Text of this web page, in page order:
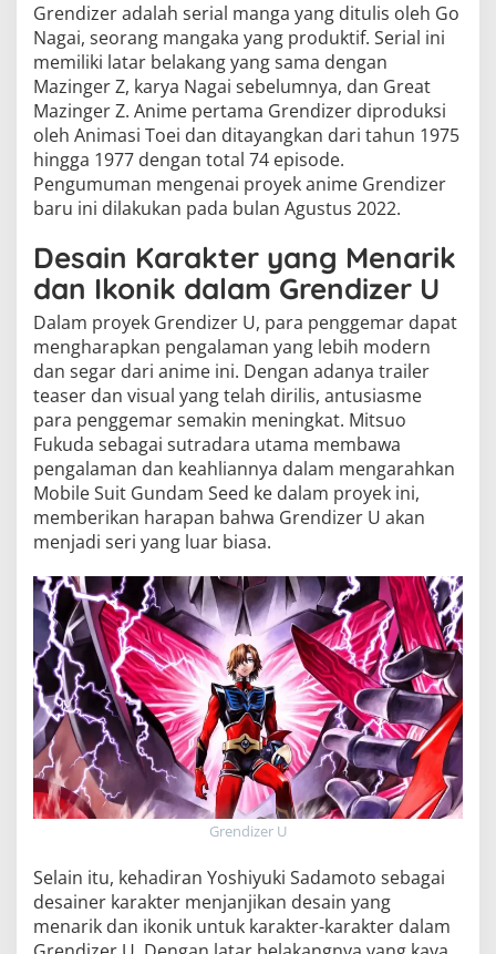
Grendizer adalah serial manga yang ditulis oleh Go
Nagai, seorang mangaka yang produktif. Serial ini
memiliki latar belakang yang sama dengan
Mazinger Z, karya Nagai sebelumnya, dan Great
Mazinger Z. Anime pertama Grendizer diproduksi
oleh Animasi Toei dan ditayangkan dari tahun 1975
hingga 1977 dengan total 74 episode.
Pengumuman mengenai proyek anime Grendizer
baru ini dilakukan pada bulan Agustus 2022.
Desain Karakter yang Menarik
dan Ikonik dalam Grendizer U
Dalam proyek Grendizer U, para penggemar dapat
mengharapkan pengalaman yang lebih modern
dan segar dari anime ini. Dengan adanya trailer
teaser dan visual yang telah dirilis, antusiasme
para penggemar semakin meningkat. Mitsuo
Fukuda sebagai sutradara utama membawa
pengalaman dan keahliannya dalam mengarahkan
Mobile Suit Gundam Seed ke dalam proyek ini,
memberikan harapan bahwa Grendizer U akan
menjadi seri yang luar biasa.
Grendizer U
Selain itu, kehadiran Yoshiyuki Sadamoto sebagai
desainer karakter menjanjikan desain yang
menarik dan ikonik untuk karakter-karakter dalam